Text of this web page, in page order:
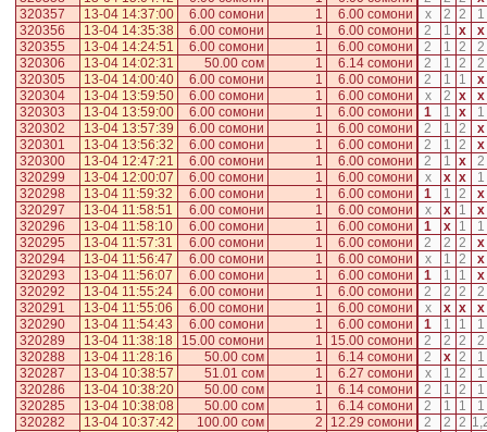
320357
13-04 14:37:00 6.00 сомони 1 6.00 сомони x 2 2
1
320356
13-04 14:35:38 6.00 сомони 1 6.00 сомони 2 1 x
x
320355
13-04 14:24:51 6.00 сомони 1 6.00 сомони 2 1 2
2
320306
13-04 14:02:31 50.00 сом 1 6.14 сомони 2 1 2
2
320305
13-04 14:00:40 6.00 сомони 1 6.00 сомони 2 1 1
x
320304
13-04 13:59:50 6.00 сомони 1 6.00 сомони x 2 x
x
320303
13-04 13:59:00 6.00 сомони 1 6.00 сомони 1 1 x
1
320302
13-04 13:57:39 6.00 сомони 1 6.00 сомони 2 1 2
x
320301
13-04 13:56:32 6.00 сомони 1 6.00 сомони 2 1 2
x
320300
13-04 12:47:21 6.00 сомони 1 6.00 сомони 2 1 x
2
320299
13-04 12:00:07 6.00 сомони 1 6.00 сомони x x x
1
320298
13-04 11:59:32 6.00 сомони 1 6.00 сомони 1 1 2
x
320297
13-04 11:58:51 6.00 сомони 1 6.00 сомони x x 1
x
320296
13-04 11:58:10 6.00 сомони 1 6.00 сомони 1 x 1
1
320295
13-04 11:57:31 6.00 сомони 1 6.00 сомони 2 2 2
x
320294
13-04 11:56:47 6.00 сомони 1 6.00 сомони x 1 2
x
320293
13-04 11:56:07 6.00 сомони 1 6.00 сомони 1 1 1
x
320292
13-04 11:55:24 6.00 сомони 1 6.00 сомони 2 2 2
2
320291
13-04 11:55:06 6.00 сомони 1 6.00 сомони x x x
x
320290
13-04 11:54:43 6.00 сомони 1 6.00 сомони 1 1 1
1
320289
13-04 11:38:18 15.00 сомони 1 15.00 сомони 2 2 2
2
320288
13-04 11:28:16 50.00 сом 1 6.14 сомони 2 x 2
1
320287
13-04 10:38:57 51.01 сом 1 6.27 сомони x 1 2
1
320286
13-04 10:38:20 50.00 сом 1 6.14 сомони 2 1 2
1
320285
13-04 10:38:08 50.00 сом 1 6.14 сомони 2 1 1
1
320282
13-04 10:37:42 100.00 сом 2 12.29 сомони 2 2 2 1,